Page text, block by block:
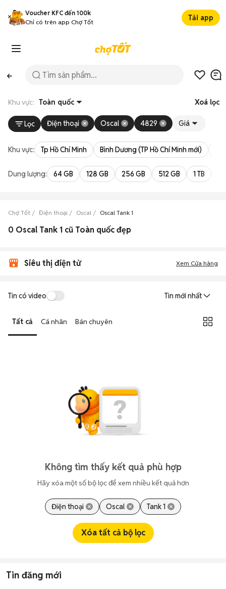
Voucher KFC đến 100k
Chỉ có trên app Chợ Tốt
Tải app
Khu vực: Toàn quốc Xoá lọc
Lọc Điện thoại Oscal 4829 Giá
Khu vực: Tp Hồ Chí Minh Bình Dương (TP Hồ Chí Minh mới)
Dung lượng: 64 GB 128 GB 256 GB 512 GB 1 TB
Chợ Tốt Điện thoại Oscal Oscal Tank 1
0 Oscal Tank 1 cũ Toàn quốc đẹp
Siêu thị điện tử Xem Cửa hàng
Tin có video Tin mới nhất
Tất cả Cá nhân Bán chuyên
Không tìm thấy kết quả phù hợp
Hãy xóa một số bộ lọc để xem nhiều kết quả hơn
Điện thoại Oscal Tank 1
Xóa tất cả bộ lọc
Tin đăng mới